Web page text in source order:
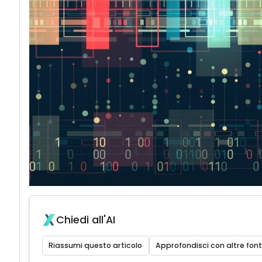
Chiedi all'AI
Riassumi questo articolo Approfondisci con altre